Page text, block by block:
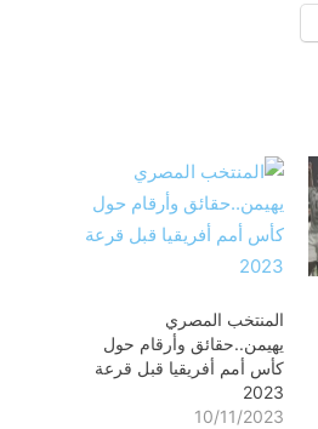
المنتخب المصري
يهيمن..حقائق وأرقام حول
كأس أمم أفريقيا قبل قرعة
2023
10/11/2023